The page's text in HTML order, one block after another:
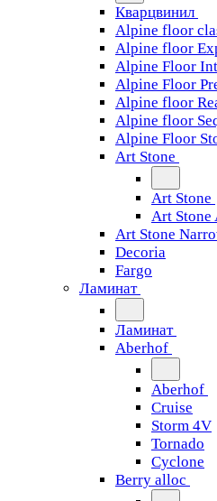
Кварцвинил
Alpine floor
Alpine floor
Alpine Floor
Alpine Floor
Alpine floor
Alpine floor
Alpine Floor
Art Stone
Art Stone
Art Stone
Art Stone
Decoria
Fargo
Ламинат
Ламинат
Aberhof
Aberhof
Cruise
Storm 4V
Tornado
Сyclone
Berry alloc